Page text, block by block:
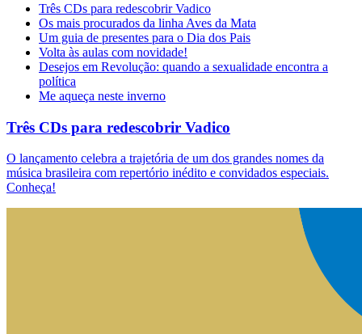
Três CDs para redescobrir Vadico
Os mais procurados da linha Aves da Mata
Um guia de presentes para o Dia dos Pais
Volta às aulas com novidade!
Desejos em Revolução: quando a sexualidade encontra a
política
Me aqueça neste inverno
Três CDs para redescobrir Vadico
O lançamento celebra a trajetória de um dos grandes nomes da
música brasileira com repertório inédito e convidados especiais.
Conheça!